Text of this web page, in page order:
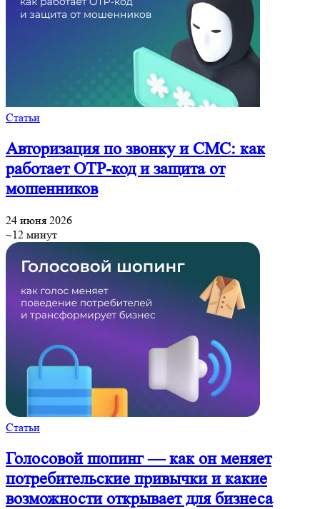
Статьи
Авторизация по звонку и СМС: как
работает OTP-код и защита от
мошенников
24 июня 2026
~12 минут
Статьи
Голосовой шопинг — как он меняет
потребительские привычки и какие
возможности открывает для бизнеса